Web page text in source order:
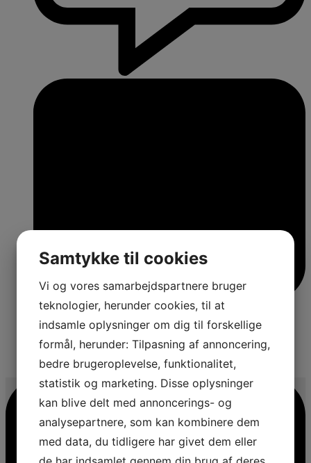
Samtykke til cookies
Vi og vores samarbejdspartnere bruger
teknologier, herunder cookies, til at
indsamle oplysninger om dig til forskellige
formål, herunder: Tilpasning af annoncering,
bedre brugeroplevelse, funktionalitet,
statistik og marketing. Disse oplysninger
kan blive delt med annoncerings- og
analysepartnere, som kan kombinere dem
med data, du tidligere har givet dem eller